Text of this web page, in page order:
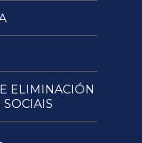
ELIMINACIÓN